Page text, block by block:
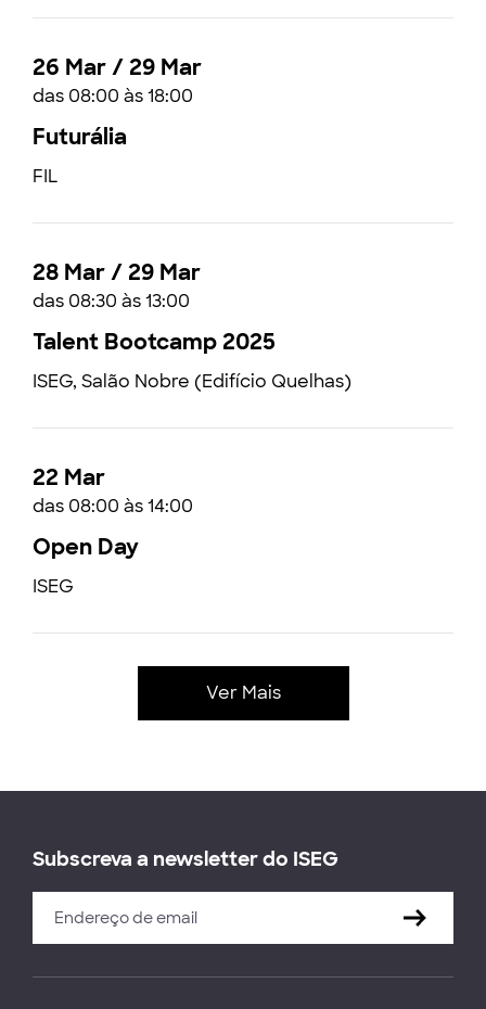
26 Mar / 29 Mar
das 08:00 às 18:00
Futurália
FIL
28 Mar / 29 Mar
das 08:30 às 13:00
Talent Bootcamp 2025
ISEG, Salão Nobre (Edifício Quelhas)
22 Mar
das 08:00 às 14:00
Open Day
ISEG
Ver Mais
Subscreva a newsletter do ISEG